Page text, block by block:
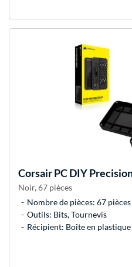
CorsairPC DIY
Noir, 67 pièces
Nombre de pièces: 67 pièces
Outils: Bits, Tournevis
Récipient: Boîte en